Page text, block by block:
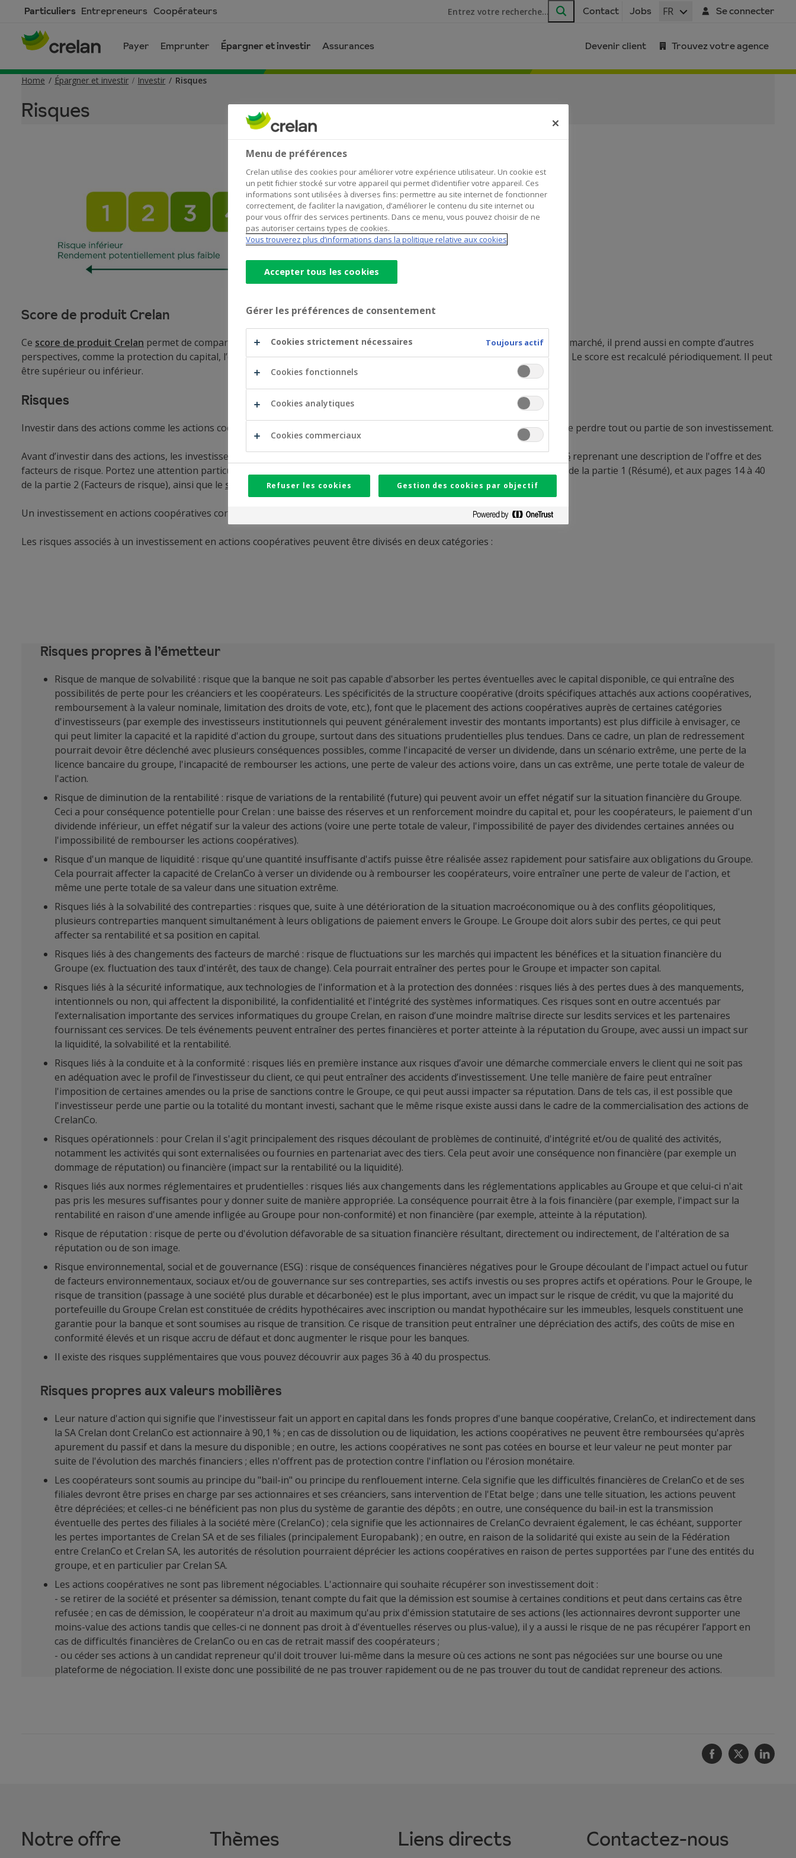
main
content
Particuliers Entrepreneurs Coopérateurs
Je cherche
Rechercher
Contact Jobs FR Se connecter
Payer Emprunter Épargner et investir Assurances Devenir client Trouvez votre agence
Home Épargner et investir Investir Risques
Risques
Score de produit Crelan
Ce score de produit Crelan permet de comparer les produits d’épargne et d’investissement entre eux. Outre la volatilité du marché, il prend aussi en compte d’autres
perspectives, comme la protection du capital, l’exposition aux devises étrangères, la solvabilité et la diversité des émetteurs. Le score est recalculé périodiquement. Il peut
être supérieur ou inférieur.
Risques
Investir dans des actions comme les actions coopératives de CrelanCo comporte des risques. L’investisseur court le risque de perdre tout ou partie de son investissement.
Avant d’investir dans des actions, les investisseurs potentiels doivent lire attentivement tout leprospectus du 24 mars 2026 reprenant une description de l'offre et des
facteurs de risque. Portez une attention particulière aux facteurs de risque décrits dans le prospectus aux pages 9, 10 et 12 de la partie 1 (Résumé), et aux pages 14 à 40
de la partie 2 (Facteurs de risque), ainsi que le supplément n° 1 du 16 juin 2026
Un investissement en actions coopératives correspond à un risque MiFID de niveau 5.
Les risques associés à un investissement en actions coopératives peuvent être divisés en deux catégories :
Risques propres à l’émetteur
Risque de manque de solvabilité : risque que la banque ne soit pas capable d'absorber les pertes éventuelles avec le capital disponible, ce qui entraîne des
possibilités de perte pour les créanciers et les coopérateurs. Les spécificités de la structure coopérative (droits spécifiques attachés aux actions coopératives,
remboursement à la valeur nominale, limitation des droits de vote, etc.), font que le placement des actions coopératives auprès de certaines catégories
d'investisseurs (par exemple des investisseurs institutionnels qui peuvent généralement investir des montants importants) est plus difficile à envisager, ce
qui peut limiter la capacité et la rapidité d'action du groupe, surtout dans des situations prudentielles plus tendues. Dans ce cadre, un plan de redressement
pourrait devoir être déclenché avec plusieurs conséquences possibles, comme l'incapacité de verser un dividende, dans un scénario extrême, une perte de la
licence bancaire du groupe, l'incapacité de rembourser les actions, une perte de valeur des actions voire, dans un cas extrême, une perte totale de valeur de
l'action.
Risque de diminution de la rentabilité : risque de variations de la rentabilité (future) qui peuvent avoir un effet négatif sur la situation financière du Groupe.
Ceci a pour conséquence potentielle pour Crelan : une baisse des réserves et un renforcement moindre du capital et, pour les coopérateurs, le paiement d'un
dividende inférieur, un effet négatif sur la valeur des actions (voire une perte totale de valeur, l'impossibilité de payer des dividendes certaines années ou
l'impossibilité de rembourser les actions coopératives).
Risque d'un manque de liquidité : risque qu'une quantité insuffisante d'actifs puisse être réalisée assez rapidement pour satisfaire aux obligations du Groupe.
Cela pourrait affecter la capacité de CrelanCo à verser un dividende ou à rembourser les coopérateurs, voire entraîner une perte de valeur de l'action, et
même une perte totale de sa valeur dans une situation extrême.
Risques liés à la solvabilité des contreparties : risques que, suite à une détérioration de la situation macroéconomique ou à des conflits géopolitiques,
plusieurs contreparties manquent simultanément à leurs obligations de paiement envers le Groupe. Le Groupe doit alors subir des pertes, ce qui peut
affecter sa rentabilité et sa position en capital.
Risques liés à des changements des facteurs de marché : risque de fluctuations sur les marchés qui impactent les bénéfices et la situation financière du
Groupe (ex. fluctuation des taux d'intérêt, des taux de change). Cela pourrait entraîner des pertes pour le Groupe et impacter son capital.
Risques liés à la sécurité informatique, aux technologies de l'information et à la protection des données : risques liés à des pertes dues à des manquements,
intentionnels ou non, qui affectent la disponibilité, la confidentialité et l'intégrité des systèmes informatiques. Ces risques sont en outre accentués par
l’externalisation importante des services informatiques du groupe Crelan, en raison d’une moindre maîtrise directe sur lesdits services et les partenaires
fournissant ces services. De tels événements peuvent entraîner des pertes financières et porter atteinte à la réputation du Groupe, avec aussi un impact sur
la liquidité, la solvabilité et la rentabilité.
Risques liés à la conduite et à la conformité : risques liés en première instance aux risques d’avoir une démarche commerciale envers le client qui ne soit pas
en adéquation avec le profil de l’investisseur du client, ce qui peut entraîner des accidents d’investissement. Une telle manière de faire peut entraîner
l'imposition de certaines amendes ou la prise de sanctions contre le Groupe, ce qui peut aussi impacter sa réputation. Dans de tels cas, il est possible que
l'investisseur perde une partie ou la totalité du montant investi, sachant que le même risque existe aussi dans le cadre de la commercialisation des actions de
CrelanCo.
Risques opérationnels : pour Crelan il s'agit principalement des risques découlant de problèmes de continuité, d'intégrité et/ou de qualité des activités,
notamment les activités qui sont externalisées ou fournies en partenariat avec des tiers. Cela peut avoir une conséquence non financière (par exemple un
dommage de réputation) ou financière (impact sur la rentabilité ou la liquidité).
Risques liés aux normes réglementaires et prudentielles : risques liés aux changements dans les réglementations applicables au Groupe et que celui-ci n'ait
pas pris les mesures suffisantes pour y donner suite de manière appropriée. La conséquence pourrait être à la fois financière (par exemple, l'impact sur la
rentabilité en raison d'une amende infligée au Groupe pour non-conformité) et non financière (par exemple, atteinte à la réputation).
Risque de réputation : risque de perte ou d'évolution défavorable de sa situation financière résultant, directement ou indirectement, de l'altération de sa
réputation ou de son image.
Risque environnemental, social et de gouvernance (ESG) : risque de conséquences financières négatives pour le Groupe découlant de l'impact actuel ou futur
de facteurs environnementaux, sociaux et/ou de gouvernance sur ses contreparties, ses actifs investis ou ses propres actifs et opérations. Pour le Groupe, le
risque de transition (passage à une société plus durable et décarbonée) est le plus important, avec un impact sur le risque de crédit, vu que la majorité du
portefeuille du Groupe Crelan est constituée de crédits hypothécaires avec inscription ou mandat hypothécaire sur les immeubles, lesquels constituent une
garantie pour la banque et sont soumises au risque de transition. Ce risque de transition peut entraîner une dépréciation des actifs, des coûts de mise en
conformité élevés et un risque accru de défaut et donc augmenter le risque pour les banques.
Il existe des risques supplémentaires que vous pouvez découvrir aux pages 36 à 40 du prospectus.
Risques propres aux valeurs mobilières
Leur nature d'action qui signifie que l'investisseur fait un apport en capital dans les fonds propres d'une banque coopérative, CrelanCo, et indirectement dans
la SA Crelan dont CrelanCo est actionnaire à 90,1 % ; en cas de dissolution ou de liquidation, les actions coopératives ne peuvent être remboursées qu'après
apurement du passif et dans la mesure du disponible ; en outre, les actions coopératives ne sont pas cotées en bourse et leur valeur ne peut monter par
suite de l'évolution des marchés financiers ; elles n'offrent pas de protection contre l'inflation ou l'érosion monétaire.
Les coopérateurs sont soumis au principe du "bail-in" ou principe du renflouement interne. Cela signifie que les difficultés financières de CrelanCo et de ses
filiales devront être prises en charge par ses actionnaires et ses créanciers, sans intervention de l'Etat belge ; dans une telle situation, les actions peuvent
être dépréciées; et celles-ci ne bénéficient pas non plus du système de garantie des dépôts ; en outre, une conséquence du bail-in est la transmission
éventuelle des pertes des filiales à la société mère (CrelanCo) ; cela signifie que les actionnaires de CrelanCo devraient également, le cas échéant, supporter
les pertes importantes de Crelan SA et de ses filiales (principalement Europabank) ; en outre, en raison de la solidarité qui existe au sein de la Fédération
entre CrelanCo et Crelan SA, les autorités de résolution pourraient déprécier les actions coopératives en raison de pertes supportées par l'une des entités du
groupe, et en particulier par Crelan SA.
Les actions coopératives ne sont pas librement négociables. L'actionnaire qui souhaite récupérer son investissement doit :
- se retirer de la société et présenter sa démission, tenant compte du fait que la démission est soumise à certaines conditions et peut dans certains cas être
refusée ; en cas de démission, le coopérateur n'a droit au maximum qu'au prix d'émission statutaire de ses actions (les actionnaires devront supporter une
moins-value des actions tandis que celles-ci ne donnent pas droit à d'éventuelles réserves ou plus-value), il y a aussi le risque de ne pas récupérer l’apport en
cas de difficultés financières de CrelanCo ou en cas de retrait massif des coopérateurs ;
- ou céder ses actions à un candidat repreneur qu'il doit trouver lui-même dans la mesure où ces actions ne sont pas négociées sur une bourse ou une
plateforme de négociation. Il existe donc une possibilité de ne pas trouver rapidement ou de ne pas trouver du tout de candidat repreneur des actions.
Facebook
Twitter
Notre offre Thèmes Liens directs Contactez-nous
Menu de préférences
Crelan utilise des cookies pour améliorer votre expérience utilisateur. Un cookie est
un petit fichier stocké sur votre appareil qui permet d’identifier votre appareil. Ces
informations sont utilisées à diverses fins: permettre au site internet de fonctionner
correctement, de faciliter la navigation, d’améliorer le contenu du site internet ou
pour vous offrir des services pertinents. Dans ce menu, vous pouvez choisir de ne
pas autoriser certains types de cookies.
Vous trouverez plus d’informations dans la politique relative aux cookies
Accepter tous les cookies
Gérer les préférences de consentement
Cookies strictement nécessaires Toujours actif
Cookies fonctionnels
Cookies analytiques
Cookies commerciaux
Refuser les cookies Gestion des cookies par objectif